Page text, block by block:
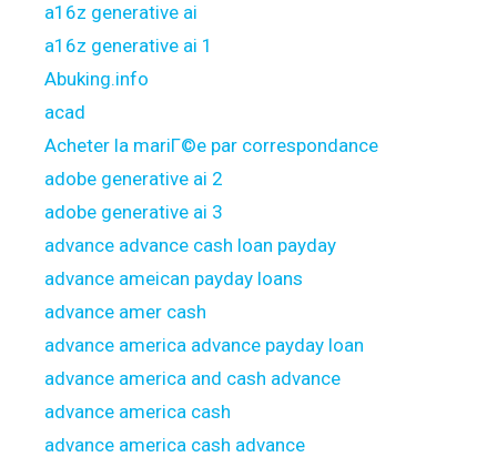
a16z generative ai
a16z generative ai 1
Abuking.info
acad
Acheter la mariГ©e par correspondance
adobe generative ai 2
adobe generative ai 3
advance advance cash loan payday
advance ameican payday loans
advance amer cash
advance america advance payday loan
advance america and cash advance
advance america cash
advance america cash advance